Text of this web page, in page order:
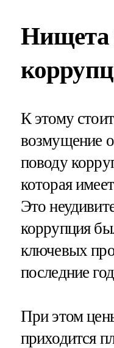
Нищета
К этому
возмущение
поводу
которая
Это
коррупция
ключевых
последние
При этом
приходится